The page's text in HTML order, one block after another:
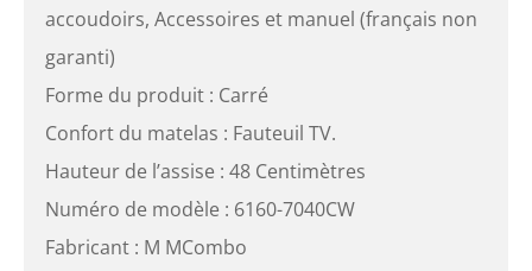
accoudoirs, Accessoires et manuel (français non
garanti)
Forme du produit : Carré
Confort du matelas : Fauteuil TV.
Hauteur de l’assise : 48 Centimètres
Numéro de modèle : 6160-7040CW
Fabricant : M MCombo